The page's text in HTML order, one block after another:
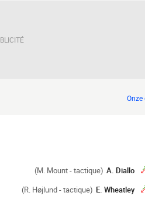
A. Diallo
(M. Mount - tactique)
E. Wheatley
(R. Højlund - tactique)